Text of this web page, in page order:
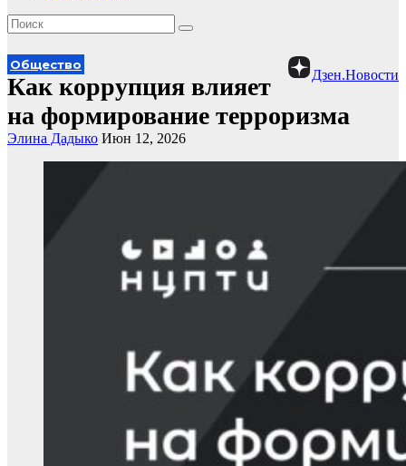
Дзен.Новости
Общество
Как коррупция влияет
на формирование терроризма
Элина Дадыко Июн 12, 2026